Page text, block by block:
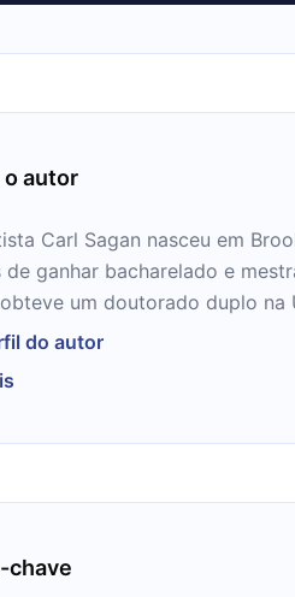
o autor
Carl Sagan nasceu em
de ganhar bacharelado e
um doutorado duplo na
em 1960. Tornou-se
na Universidade de
de bestsellers do New York
foi autor, co-autor ou editor de
do autor
chave